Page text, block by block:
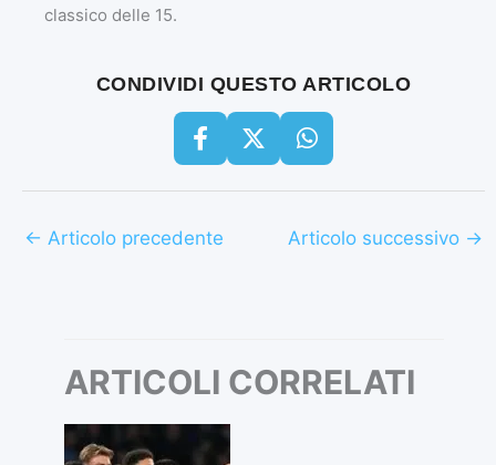
classico delle 15.
CONDIVIDI QUESTO ARTICOLO
← Articolo precedente Articolo successivo →
ARTICOLI CORRELATI